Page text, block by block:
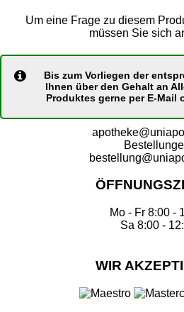
Um eine Frage zu diesem
müssen Sie sich
Bis zum Vorliegen der
Ihnen über den Gehalt an
Produktes gerne per E-Mail
Mo - Fr 8:00 -
Sa 8:00 -
WIR